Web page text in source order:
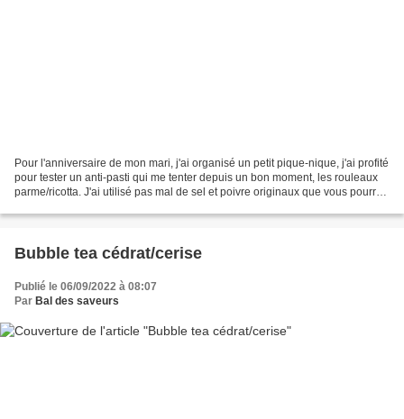
Pour l'anniversaire de mon mari, j'ai organisé un petit pique-nique, j'ai profité
pour tester un anti-pasti qui me tenter depuis un bon moment, les rouleaux
parme/ricotta. J'ai utilisé pas mal de sel et poivre originaux que vous pourrez
Bubble tea cédrat/cerise
Publié le 06/09/2022 à 08:07
Par Bal des saveurs